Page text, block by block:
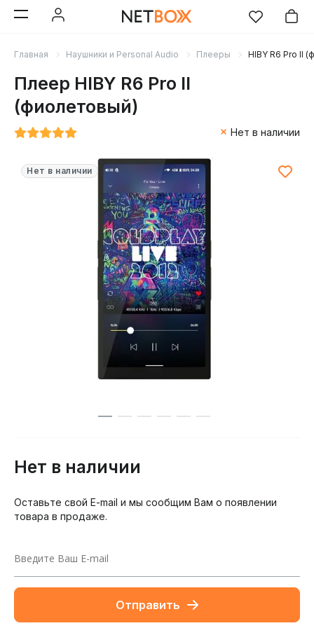
Главная Наушники и Personal Audio Плееры HIBY R6 Pro II
Плеер HIBY R6 Pro II
(фиолетовый)
Нет в наличии
Нет в наличии
Нет в наличии
Оставьте свой E-mail и мы сообщим Вам о появлении
товара в продаже.
Отправить